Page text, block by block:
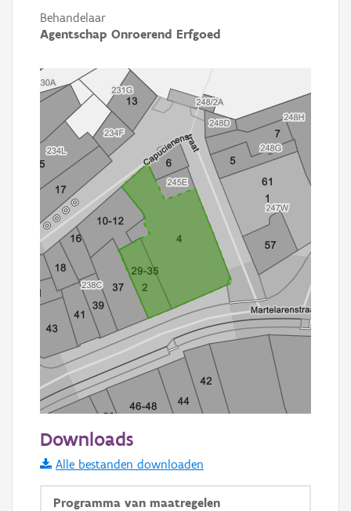
Behandelaar
Agentschap Onroerend Erfgoed
Informatie Vlaanderen
i
Downloads
Alle bestanden downloaden
Programma van maatregelen